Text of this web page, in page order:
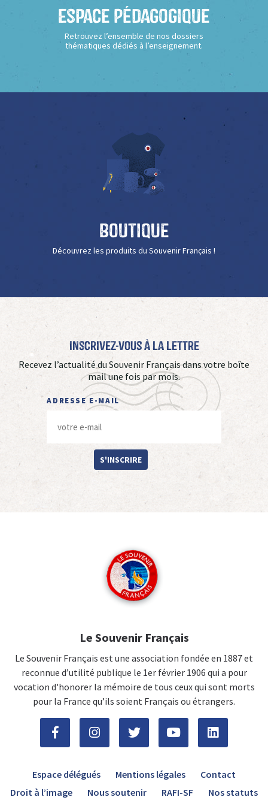
Espace Pédagogique
Retrouvez l’ensemble de nos dossiers
thématiques dédiés à l’enseignement.
Boutique
Découvrez les produits du Souvenir Français !
Inscrivez-vous à La Lettre
Recevez l’actualité du Souvenir Français dans votre boîte
mail une fois par mois.
ADRESSE E-MAIL
S'INSCRIRE
Le Souvenir Français
Le Souvenir Français est une association fondée en 1887 et
reconnue d’utilité publique le 1er février 1906 qui a pour
vocation d'honorer la mémoire de tous ceux qui sont morts
pour la France qu’ils soient Français ou étrangers.
Espace délégués Mentions légales
Contact
Droit à l’image
Nous soutenir RAFI-SF Nos statuts